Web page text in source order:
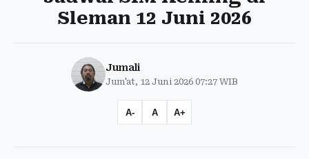
Sleman 12 Juni 2026
Jumali
Jum'at, 12 Juni 2026 07:27 WIB
A- A A+